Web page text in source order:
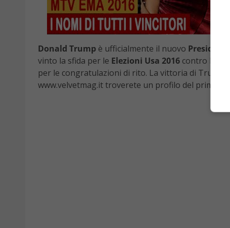
Donald Trump è ufficialmente il nuovo
vinto la sfida per le Elezioni Usa 2016 contro la
per le congratulazioni di rito. La vittoria di Trump
www.velvetmag.it troverete un profilo del primo